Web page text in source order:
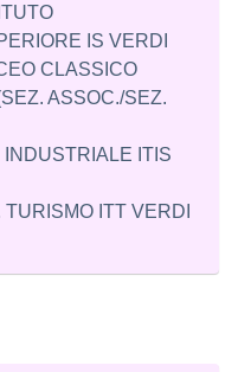
IS VERDI
CLASSICO
ASSOC./SEZ.
INDUSTRIALE ITIS
ITT VERDI